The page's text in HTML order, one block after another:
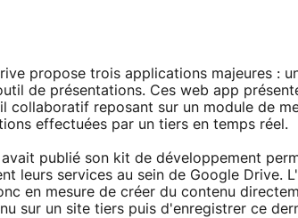
propose trois applications majeures :
de présentations. Ces web app
collaboratif reposant sur un module de
effectuées par un tiers en temps réel.
avait publié son kit de développement
leurs services au sein de Google Drive.
en mesure de créer du contenu
sur un site tiers puis d'enregistrer ce